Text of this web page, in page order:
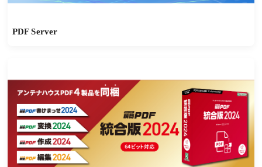
PDF Server